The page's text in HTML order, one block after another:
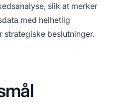
slik at merker
med helhetlig
strategiske beslutninger.